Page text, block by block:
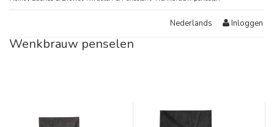
Nederlands Inloggen
Wenkbrauw penselen